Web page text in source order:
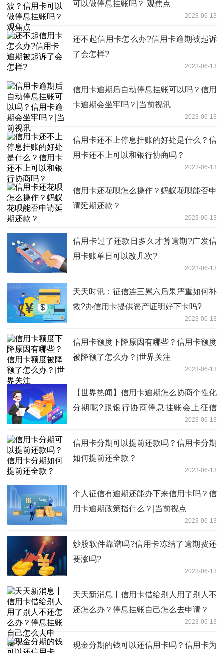
可以做停息挂账吗？ 观焦点
2023-06-13
还不起信用卡怎么办?信用卡逾期被起诉
了会怎样?
2023-06-13
信用卡逾期后自动停息挂账可以吗？信用
卡逾期会坐牢吗？|当前视讯
2023-06-13
信用卡还不上停息挂账的好处是什么？信
用卡还不上可以和银行协商吗？
2023-06-13
信用卡还花呗怎么操作？蚂蚁花呗能否申
请延期还款？
2023-06-13
信用卡过了还款日多久才算逾期?广发信
用卡账单日可以改几次?
2023-06-13
天天时讯：征信连三累六后果严重如何补
救?办信用卡提供资产证明好下卡吗?
2023-06-13
信用卡额度下降原因有哪些？信用卡额度
被降额了怎么办？|世界关注
2023-06-13
【世界热闻】信用卡逾期怎么协商个性化
分期呢?跟银行协商停息挂账会上征信
2023-06-13
信用卡分期可以提前还款吗？信用卡分期
如何提前还全款？
2023-06-13
个人征信有逾期还能办下来信用卡吗？信
用卡逾期政策指什么？|当前视点
2023-06-13
炒股软件靠谱吗?信用卡冻结了逾期费还
要涨吗?
2023-06-13
天天新消息丨信用卡借给别人用了别人不
还怎么办？停息挂账自己怎么去申请？
2023-06-13
现金分期的钱可以还信用卡吗？信用卡为